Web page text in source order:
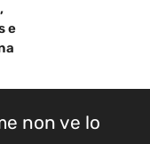
e
non ve lo